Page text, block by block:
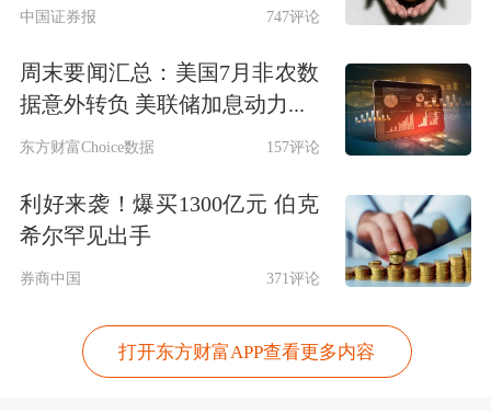
大型科技股多数下跌，谷歌、亚马逊跌
超2%，
、Meta、特斯拉跌超1%，
英伟达、奈飞小幅下跌；苹果小幅上
中国证券报 747评论
周末要闻汇总：美国7月非农数
据意外转负 美联储加息动力...
东方财富Choice数据 157评论
利好来袭！爆买1300亿元 伯克
希尔罕见出手
券商中国 371评论
打开东方财富APP查看更多内容